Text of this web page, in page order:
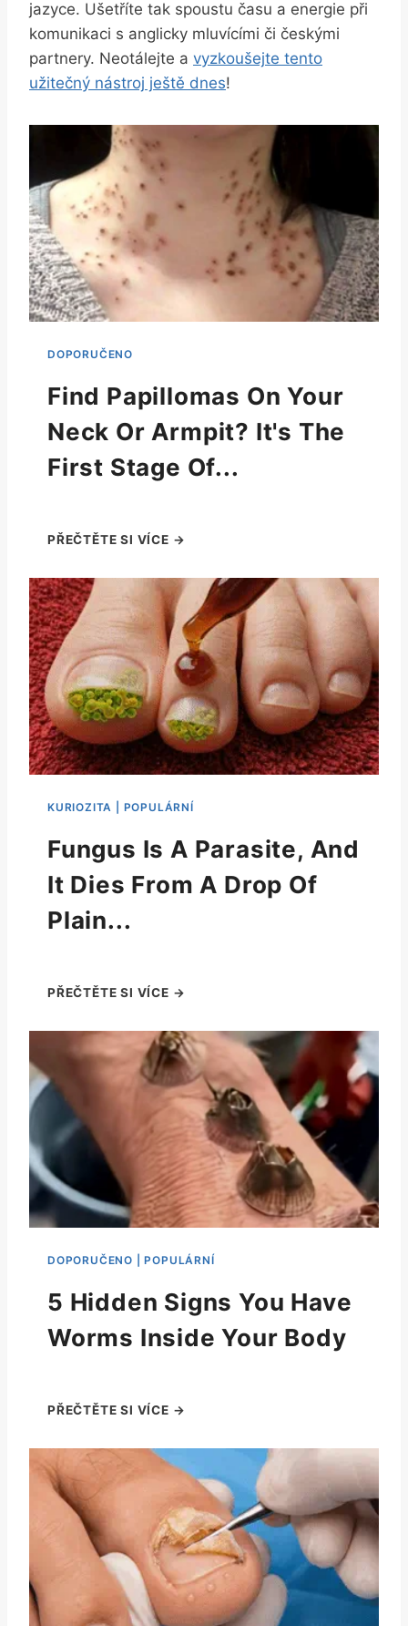
jazyce. Ušetříte tak spoustu času a energie při
komunikaci s anglicky mluvícími či českými
partnery. Neotálejte a vyzkoušejte tento
užitečný nástroj ještě dnes!
Find Papillomas On Your
Neck Or Armpit? It's The
First Stage Of...
Fungus Is A Parasite, And
It Dies From A Drop Of
Plain...
5 Hidden Signs You Have
Worms Inside Your Body